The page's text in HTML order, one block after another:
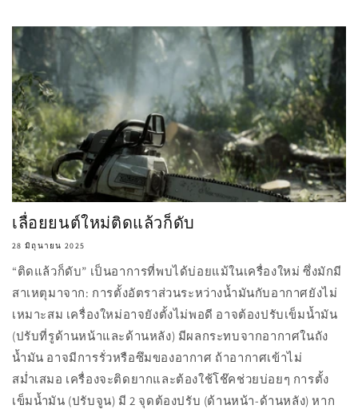
เลื่อยยนต์ใหม่ติดแล้วก็ดับ
28 มิถุนายน 2025
“ติดแล้วก็ดับ” เป็นอาการที่พบได้บ่อยแม้ในเครื่องใหม่ ซึ่งมักมี
สาเหตุมาจาก: การตั้งอัตราส่วนระหว่างน้ำมันกับอากาศยังไม่
เหมาะสม เครื่องใหม่อาจยังตั้งไม่พอดี อาจต้องปรับเข็มน้ำมัน
(ปรับที่รูด้านหน้าและด้านหลัง) มีผลกระทบจากอากาศในถัง
น้ำมัน อาจมีการรั่วหรือซึมของอากาศ ถ้าอากาศเข้าไม่
สม่ำเสมอ เครื่องจะติดยากและต้องใช้โช๊คช่วยบ่อยๆ การตั้ง
เข็มน้ำมัน (ปรับจูน) มี 2 จุดต้องปรับ (ด้านหน้า-ด้านหลัง) หาก